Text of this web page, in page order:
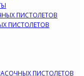
ПИСТОЛЕТОВ